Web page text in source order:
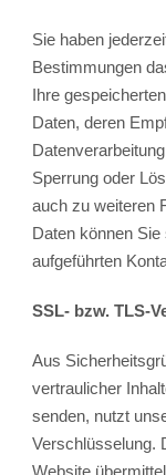
Sie haben
Bestimmungen
Ihre
Daten, deren
Sperrung oder
auch zu weiteren
Daten können
aufgeführten
SSL- bzw. TLS-
Aus
vertraulicher
senden, nutzt
Verschlüsselung.
Website